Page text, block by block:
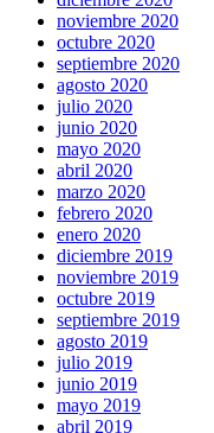
noviembre 2020
octubre 2020
septiembre 2020
agosto 2020
julio 2020
junio 2020
mayo 2020
abril 2020
marzo 2020
febrero 2020
enero 2020
diciembre 2019
noviembre 2019
octubre 2019
septiembre 2019
agosto 2019
julio 2019
junio 2019
mayo 2019
abril 2019